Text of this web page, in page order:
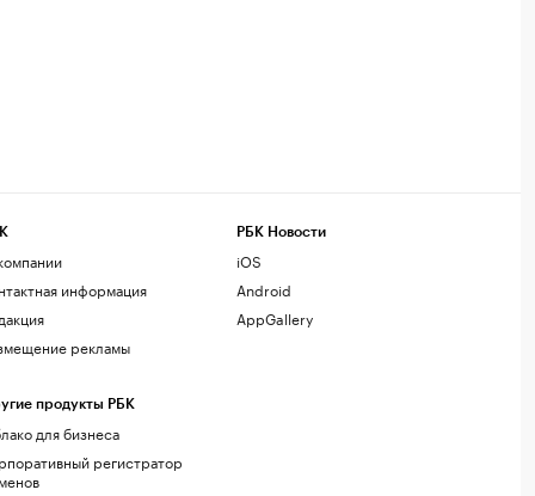
информация
рекламы
продукты РБК
для бизнеса
регистратор
РБК Новости
iOS
Android
AppGallery